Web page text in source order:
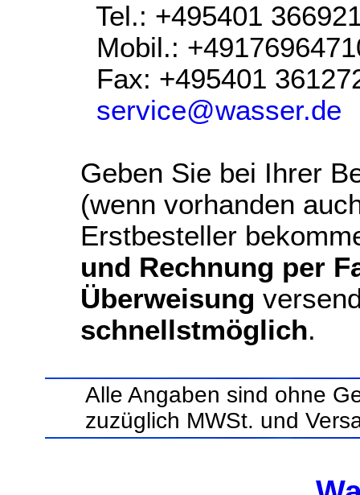
Tel.: +495401
Mobil.:
Fax: +495401
service@wasser.de
Geben Sie bei Ihrer
(wenn vorhanden
Erstbesteller
und Rechnung per
Überweisung
schnellstmöglich.
Alle Angaben sind ohne
zuzüglich MWSt. und